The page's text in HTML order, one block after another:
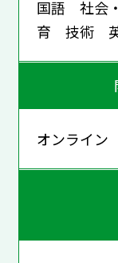
国語 社会
育 技術
オンライ